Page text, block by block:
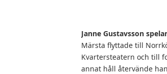
Janne Gustavsson
Märsta flyttade till
Kvartersteatern och till
annat håll återvände